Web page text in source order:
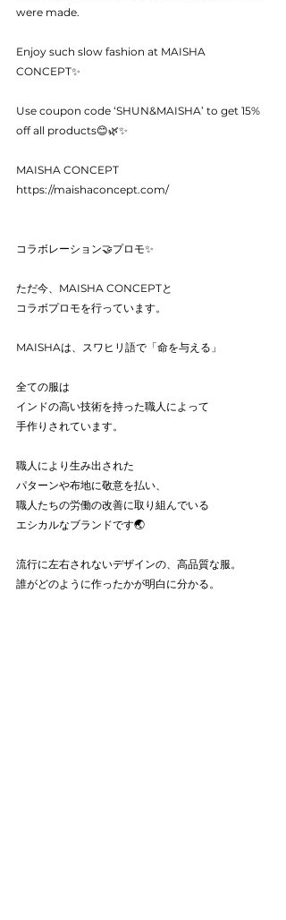
were made.
Enjoy such slow fashion at MAISHA
CONCEPT✨
Use coupon code ‘SHUN&MAISHA’ to get 15%
off all products😊🌿✨
MAISHA CONCEPT
https://maishaconcept.com/
コラボレーション🤝プロモ✨
ただ今、MAISHA CONCEPTと
コラボプロモを行っています。
MAISHAは、スワヒリ語で「命を与える」
全ての服は
インドの高い技術を持った職人によって
手作りされています。
職人により生み出された
パターンや布地に敬意を払い、
職人たちの労働の改善に取り組んでいる
エシカルなブランドです🌏
流行に左右されないデザインの、高品質な服。
誰がどのように作ったかが明白に分かる。